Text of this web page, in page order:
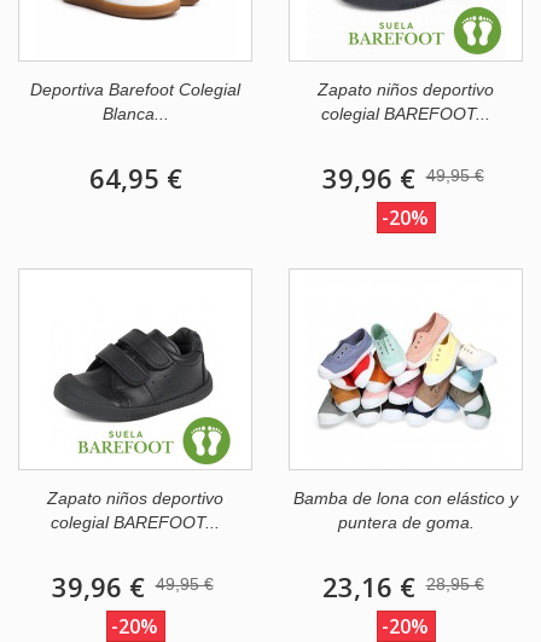
Deportiva Barefoot Colegial
Blanca...
64,95 €
Zapato niños deportivo
colegial BAREFOOT...
39,96 € 49,95 €
-20%
Zapato niños deportivo
colegial BAREFOOT...
39,96 € 49,95 €
-20%
Bamba de lona con elástico y
puntera de goma.
23,16 € 28,95 €
-20%